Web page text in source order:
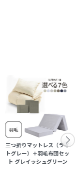
三つ折りマットレス（ライ
トグレー）＋羽毛布団セッ
ト グレイッシュグリーン